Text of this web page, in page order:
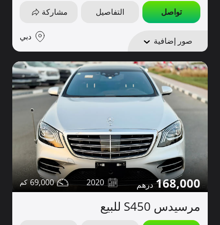
تواصل التفاصيل مشاركة
صور إضافية دبي
168,000
2020
69,000
مرسيدس S450 للبيع